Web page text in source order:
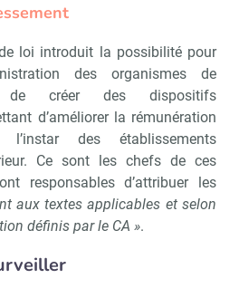
loi introduit la possibilité pour
des organismes de
de créer des dispositifs
d’améliorer la rémunération
des établissements
Ce sont les chefs de ces
responsables d’attribuer les
aux textes applicables et selon
définis par le CA ».